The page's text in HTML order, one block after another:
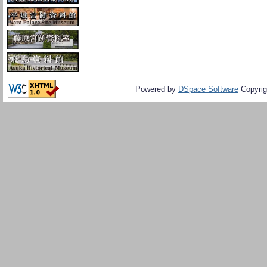
Powered by DSpace Software